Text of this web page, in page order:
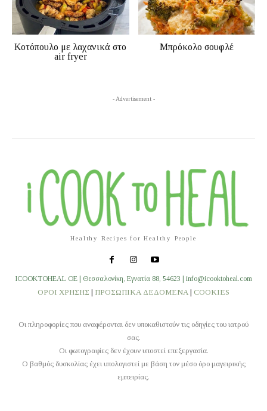
Κοτόπουλο με λαχανικά στο
air fryer
Μπρόκολο σουφλέ
- Advertisement -
Healthy Recipes for Healthy People
ICOOKTOHEAL OE | Θεσσαλονίκη, Εγνατία 88, 54623 | info@icooktoheal.com
ΟΡΟΙ ΧΡΗΣΗΣ | ΠΡΟΣΩΠΙΚΑ ΔΕΔΟΜΕΝΑ | COOKIES
Οι πληροφορίες που αναφέρονται δεν υποκαθιστούν τις οδηγίες του ιατρού
σας.
Οι φωτογραφίες δεν έχουν υποστεί επεξεργασία.
O βαθμός δυσκολίας έχει υπολογιστεί με βάση τον μέσο όρο μαγειρικής
εμπειρίας.